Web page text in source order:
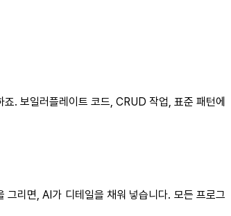
. 보일러플레이트 코드, CRUD 작업, 표준 패턴에
그리면, AI가 디테일을 채워 넣습니다. 모든 프로그